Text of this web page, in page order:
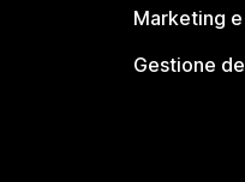
Marketing
Gestione